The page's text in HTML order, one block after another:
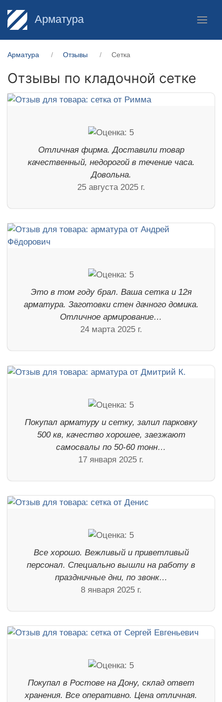
Арматура
Арматура Отзывы Сетка
Отзывы по кладочной сетке
Отличная фирма. Доставили товар
качественный, недорогой в течение часа.
Довольна.
25 августа 2025 г.
Это в том году брал. Ваша сетка и 12я
арматура. Заготовки стен дачного домика.
Отличное армирование…
24 марта 2025 г.
Покупал арматуру и сетку, залил парковку
500 кв, качество хорошее, заезжают
самосвалы по 50-60 тонн…
17 января 2025 г.
Все хорошо. Вежливый и приветливый
персонал. Специально вышли на работу в
праздничные дни, по звонк…
8 января 2025 г.
Покупал в Ростове на Дону, склад ответ
хранения. Все оперативно. Цена отличная.